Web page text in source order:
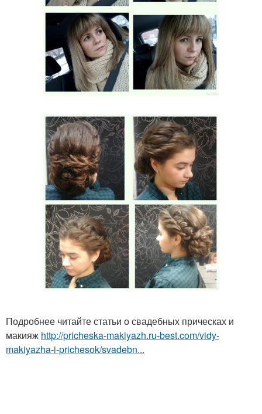
Подробнее читайте статьи о свадебных прическах и
макияж http://pricheska-makiyazh.ru-best.com/vidy-
makiyazha-i-prichesok/svadebn...